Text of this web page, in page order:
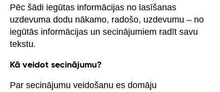
Pēc šādi iegūtas informācijas no lasīšanas
uzdevuma dodu nākamo, radošo, uzdevumu – no
iegūtās informācijas un secinājumiem radīt savu
tekstu.
Kā veidot secinājumu?
Par secinājumu veidošanu es domāju